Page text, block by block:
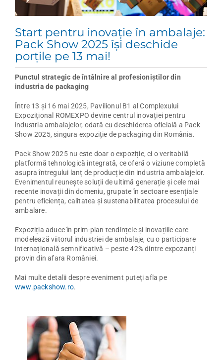
Start pentru inovație în ambalaje:
Pack Show 2025 își deschide
porțile pe 13 mai!
Punctul strategic de întâlnire al profesioniștilor din
industria de packaging
Între 13 și 16 mai 2025, Pavilionul B1 al Complexului
Expozițional ROMEXPO devine centrul inovației pentru
industria ambalajelor, odată cu deschiderea oficială a Pack
Show 2025, singura expoziție de packaging din România.
Pack Show 2025 nu este doar o expoziție, ci o veritabilă
platformă tehnologică integrată, ce oferă o viziune completă
asupra întregului lanț de producție din industria ambalajelor.
Evenimentul reunește soluții de ultimă generație și cele mai
recente inovații din domeniu, grupate în sectoare esențiale
pentru eficiența, calitatea și sustenabilitatea procesului de
ambalare.
Expoziția aduce în prim-plan tendințele și inovațiile care
modelează viitorul industriei de ambalaje, cu o participare
internațională semnificativă – peste 42% dintre expozanți
provin din afara României.
Mai multe detalii despre eveniment puteți afla pe
www.packshow.ro.